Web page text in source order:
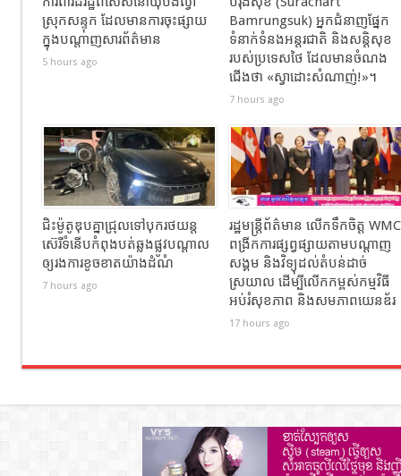
ស្រុកសន្ទុក ដែលមានការចុះផ្សាយ
ក្នុងបណ្តាញសារព័ត៌មាន
5 hours ago
Bamrungsuk) អ្នកជំនាញផ្នែក
ទំនាក់ទំនងអន្តរជាតិ និងសន្តិសុខ
របស់ប្រទេសថៃ ដែលមានចំណង
ជើង​ថា «ស្វាដោះសំណាញ់!»។
7 hours ago
ជិះម៉ូតូឌុបគ្នាជ្រុលទៅបុករថយន្ត
ស៊េរីទំនើបកំពុងបត់ឆ្លងផ្លូវបណ្តាល
ឲ្យរងការខូចខាតយ៉ាងដំណំ
7 hours ago
រដ្ឋមន្ត្រីព័ត៌មាន លើកទឹកចិត្ត WMC
ពង្រីកការផ្សព្វផ្សាយតាមបណ្តាញ
សង្គម និងវិទ្យុដល់តំបន់ដាច់
ស្រយាល ដើម្បីលើកកម្ពស់កម្មវិធី
អប់រំសុខភាព និងសមភាពយេនឌ័រ
17 hours ago